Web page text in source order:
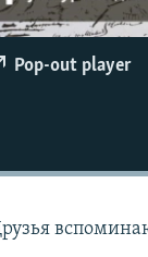
Pop-out player